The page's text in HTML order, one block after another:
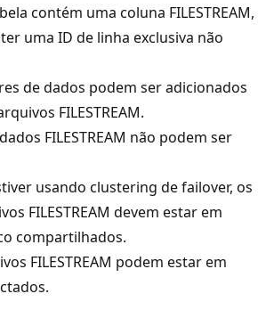
contém uma coluna FILESTREAM,
uma ID de linha exclusiva não
de dados podem ser adicionados
FILESTREAM.
FILESTREAM não podem ser
usando clustering de failover, os
FILESTREAM devem estar em
compartilhados.
FILESTREAM podem estar em